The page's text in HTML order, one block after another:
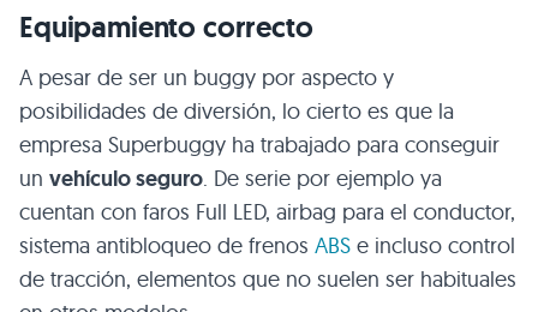
Equipamiento correcto
A pesar de ser un buggy por aspecto y
posibilidades de diversión, lo cierto es que la
empresa Superbuggy ha trabajado para conseguir
un vehículo seguro. De serie por ejemplo ya
cuentan con faros Full LED, airbag para el conductor,
sistema antibloqueo de frenos ABS e incluso control
de tracción, elementos que no suelen ser habituales